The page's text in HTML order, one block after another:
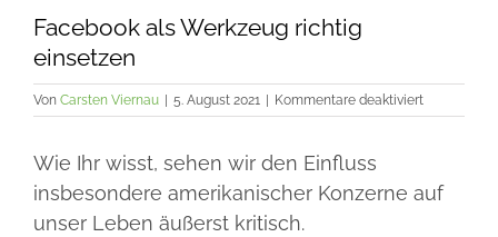
Ausgezeichnet!
5 Fragen
Facebook als Werkzeug richtig
einsetzen
Von Carsten Viernau 5. August 2021 Kommentare deaktiviertfür
Facebook
einsetzen
Wie Ihr wisst, sehen wir den Einfluss
insbesondere amerikanischer Konzerne auf
unser Leben äußerst kritisch.